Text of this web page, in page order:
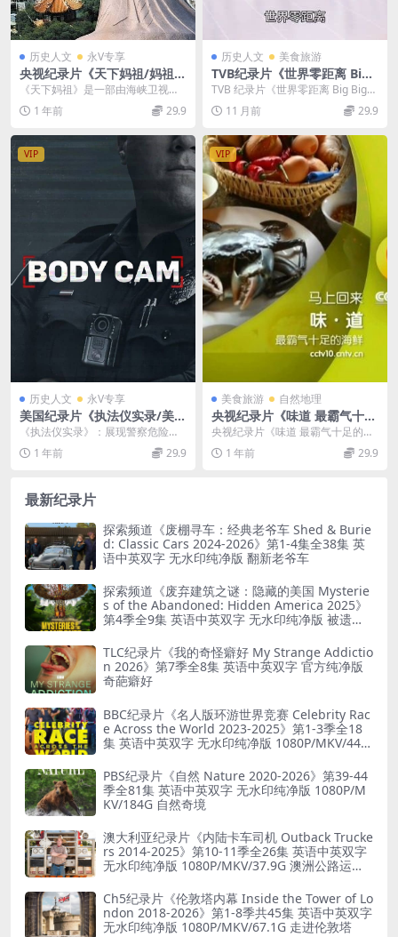
历史人文 永V专享
央视纪录片《天下妈祖/妈祖信
仰》全5集 国语中字 4K超清/2
160P/MP4/7.21G
《天下妈祖》是一部由海峡卫视制
作的大型人文纪录片，该片历时两
年，足迹遍布全球五大...
1 年前 29.9
历史人文 美食旅游
TVB纪录片《世界零距离 Big
Big World 2014》第一季全8
集 粤语中字 1080P/MP4/6.7
2G 旅行纪录片
TVB 纪录片《世界零距离 Big Big
World 2014》：探索小众之地...
11 月前 29.9
VIP
历史人文 永V专享
美国纪录片《执法仪实录/美国
警察执仪实录 Body Cam 201
8-2022》第1-5季全44集 英语
中英双字 官方纯净版 1080P/
《执法仪实录》：展现警察危险日
常 《执法仪实录 Body Cam 2018
&#...1 年前 29.9
VIP
美食旅游 自然地理
央视纪录片《味道 最霸气十足
的海鲜》国语中字 1080P/MK
V/1.08G 海鲜美食纪录片下载
央视纪录片《味道 最霸气十足的海
鲜》为观众呈现了不同国家独具特
色的海鲜美食文化。...
1 年前 29.9
最新纪录片
探索频道《废棚寻车：经典老爷车 Shed & Burie
d: Classic Cars 2024-2026》第1-4集全38集 英
语中英双字 无水印纯净版 翻新老爷车
探索频道《废弃建筑之谜：隐藏的美国 Mysterie
s of the Abandoned: Hidden America 2025》
第4季全9集 英语中英双字 无水印纯净版 被遗弃
TLC纪录片《我的奇怪癖好 My Strange Addictio
n 2026》第7季全8集 英语中英双字 官方纯净版
奇葩癖好
BBC纪录片《名人版环游世界竞赛 Celebrity Rac
e Across the World 2023-2025》第1-3季全18
集 英语中英双字 无水印纯净版 1080P/MKV/44.8
PBS纪录片《自然 Nature 2020-2026》第39-44
季全81集 英语中英双字 无水印纯净版 1080P/M
KV/184G 自然奇境
澳大利亚纪录片《内陆卡车司机 Outback Trucke
rs 2014-2025》第10-11季全26集 英语中英双字
无水印纯净版 1080P/MKV/37.9G 澳洲公路运输
Ch5纪录片《伦敦塔内幕 Inside the Tower of Lo
ndon 2018-2026》第1-8季共45集 英语中英双字
无水印纯净版 1080P/MKV/67.1G 走进伦敦塔